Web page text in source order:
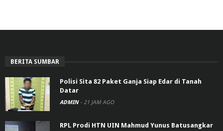
BERITA SUMBAR
Polisi Sita 82 Paket Ganja Siap Edar di Tanah
Datar
ADMIN - 21 JAM AGO
RPL Prodi HTN UIN Mahmud Yunus Batusangkar